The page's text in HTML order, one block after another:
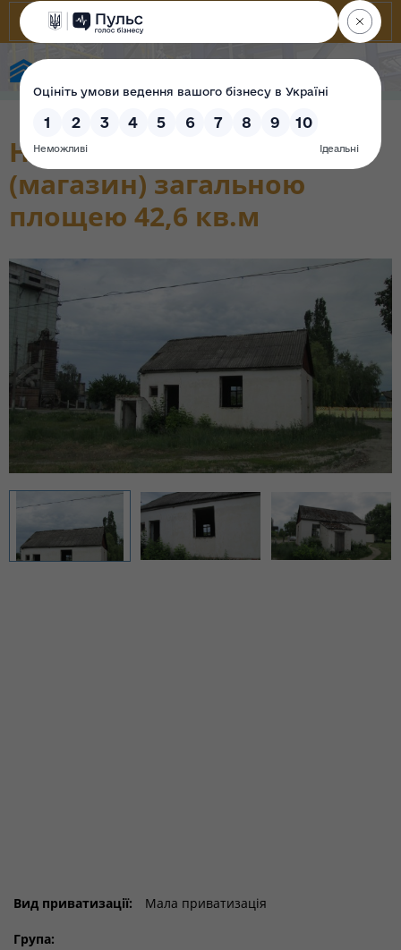
Нежитлова будівля
(магазин) загальною
площею 42,6 кв.м
Вид приватизації: Мала приватизація
Група: